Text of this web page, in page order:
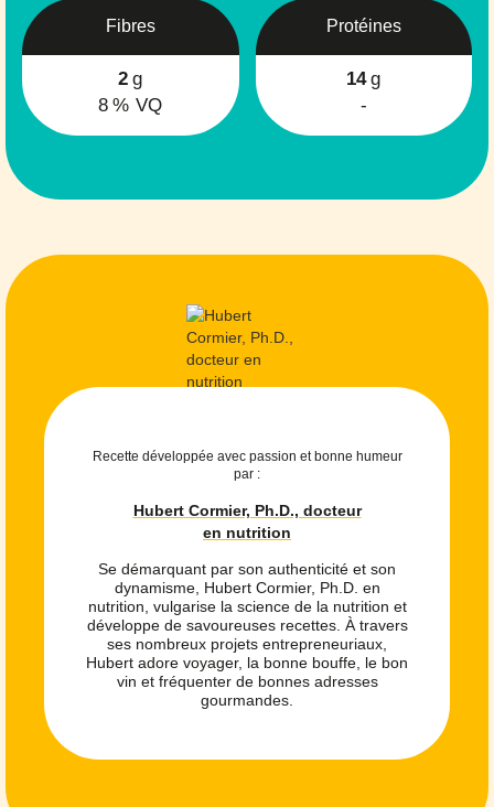
Fibres
2 g
8 % VQ
Protéines
14 g
-
Recette développée avec passion et bonne humeur
par :
Hubert Cormier, Ph.D., docteur
en nutrition
Se démarquant par son authenticité et son
dynamisme, Hubert Cormier, Ph.D. en
nutrition, vulgarise la science de la nutrition et
développe de savoureuses recettes. À travers
ses nombreux projets entrepreneuriaux,
Hubert adore voyager, la bonne bouffe, le bon
vin et fréquenter de bonnes adresses
gourmandes.